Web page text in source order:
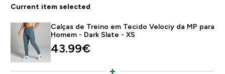
Current item selected
Calças de Treino em Tecido Velociy da MP para
Homem - Dark Slate - XS
43.99€‎